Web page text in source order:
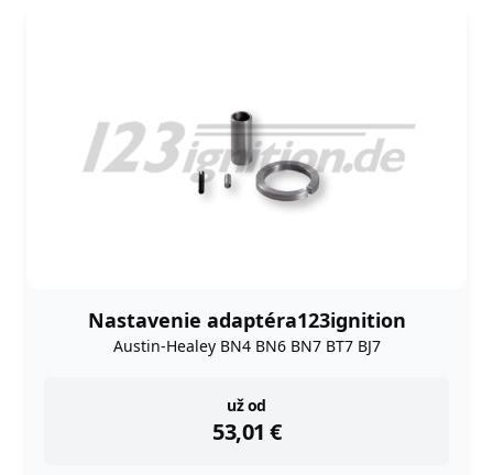
Nastavenie adaptéra123ignition
Austin-Healey BN4 BN6 BN7 BT7 BJ7
už od
53,01 €
instock